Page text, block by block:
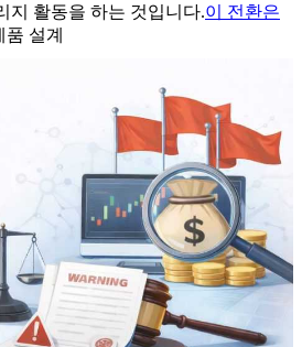
지 활동을 하는 것입니다.이 전환은
품 설계